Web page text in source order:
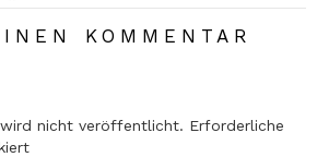
KOMMENTAR
wird nicht veröffentlicht. Erforderliche